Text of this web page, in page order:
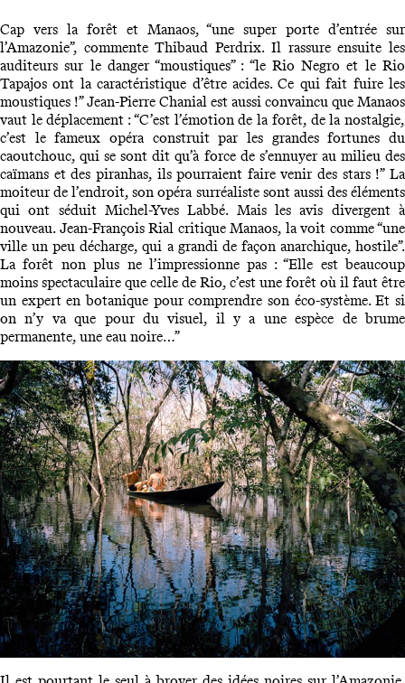
Cap vers la forêt et Manaos, “une super porte d’entrée sur
l’Amazonie”, commente Thibaud Perdrix. Il rassure ensuite les
auditeurs sur le danger “moustiques” : “le Rio Negro et le Rio
Tapajos ont la caractéristique d’être acides. Ce qui fait fuire les
moustiques !” Jean-Pierre Chanial est aussi convaincu que Manaos
vaut le déplacement : “C’est l’émotion de la forêt, de la nostalgie,
c’est le fameux opéra construit par les grandes fortunes du
caoutchouc, qui se sont dit qu’à force de s’ennuyer au milieu des
caïmans et des piranhas, ils pourraient faire venir des stars !” La
moiteur de l’endroit, son opéra surréaliste sont aussi des éléments
qui ont séduit Michel-Yves Labbé. Mais les avis divergent à
nouveau. Jean-François Rial critique Manaos, la voit comme “une
ville un peu décharge, qui a grandi de façon anarchique, hostile”.
La forêt non plus ne l’impressionne pas : “Elle est beaucoup
moins spectaculaire que celle de Rio, c’est une forêt où il faut être
un expert en botanique pour comprendre son éco-système. Et si
on n’y va que pour du visuel, il y a une espèce de brume
permanente, une eau noire…”